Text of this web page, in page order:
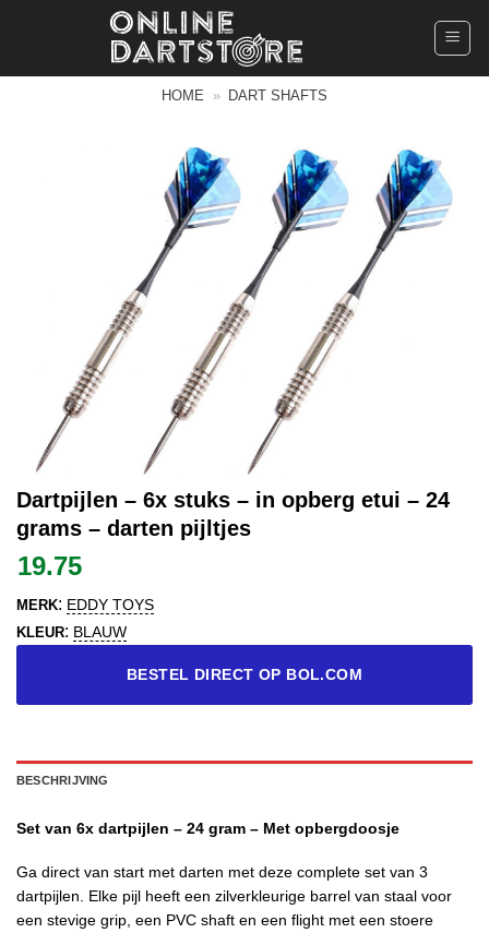
HOME » DART SHAFTS
Dartpijlen – 6x stuks – in opberg etui – 24
grams – darten pijltjes
19.75
MERK: EDDY TOYS
KLEUR: BLAUW
BESTEL DIRECT OP BOL.COM
BESCHRIJVING
Set van 6x dartpijlen – 24 gram – Met opbergdoosje
Ga direct van start met darten met deze complete set van 3
dartpijlen. Elke pijl heeft een zilverkleurige barrel van staal voor
een stevige grip, een PVC shaft en een flight met een stoere